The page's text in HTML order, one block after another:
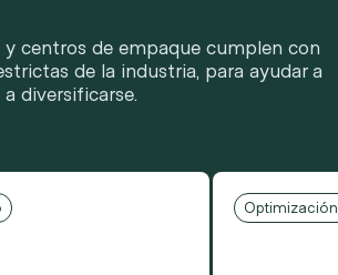
y centros de empaque cumplen con
de la industria, para ayudar a
diversificarse.